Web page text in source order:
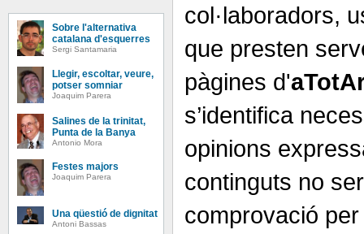
Sobre l'alternativa
catalana d'esquerres
Sergi Santamaria
Llegir, escoltar, veure,
potser somniar
Joaquim Parera
Salines de la trinitat,
Punta de la Banya
Antonio Mora
Festes majors
Joaquim Parera
Una qüestió de dignitat
Antoni Bassas
col·laboradors,
que presten
pàgines d'
s’identifica
opinions
continguts no
comprovació